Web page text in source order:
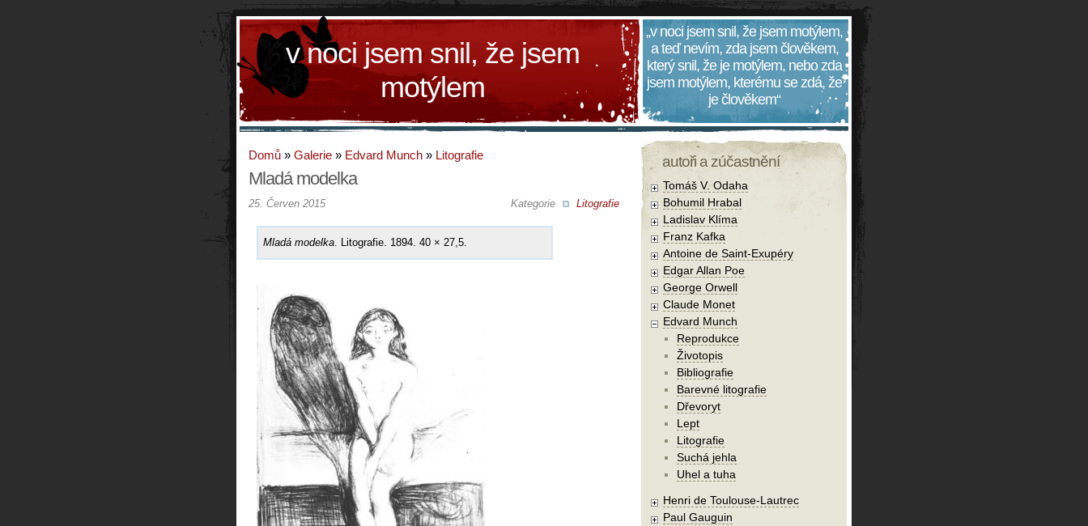
v noci jsem snil, že jsem
motýlem
„v noci jsem snil, že jsem motýlem,
a teď nevím, zda jsem člověkem,
který snil, že je motýlem, nebo zda
jsem motýlem, kterému se zdá, že
je člověkem“
Domů » Galerie » Edvard Munch » Litografie
Mladá modelka
Kategorie Litografie
25. Červen 2015
Mladá modelka . Litografie. 1894. 40 × 27,5.
autoři a zúčastnění
Tomáš V. Odaha
Bohumil Hrabal
Ladislav Klíma
Franz Kafka
Antoine de Saint-Exupéry
Edgar Allan Poe
George Orwell
Claude Monet
Edvard Munch
Reprodukce
Životopis
Bibliografie
Barevné litografie
Dřevoryt
Lept
Litografie
Suchá jehla
Uhel a tuha
Henri de Toulouse-Lautrec
Paul Gauguin